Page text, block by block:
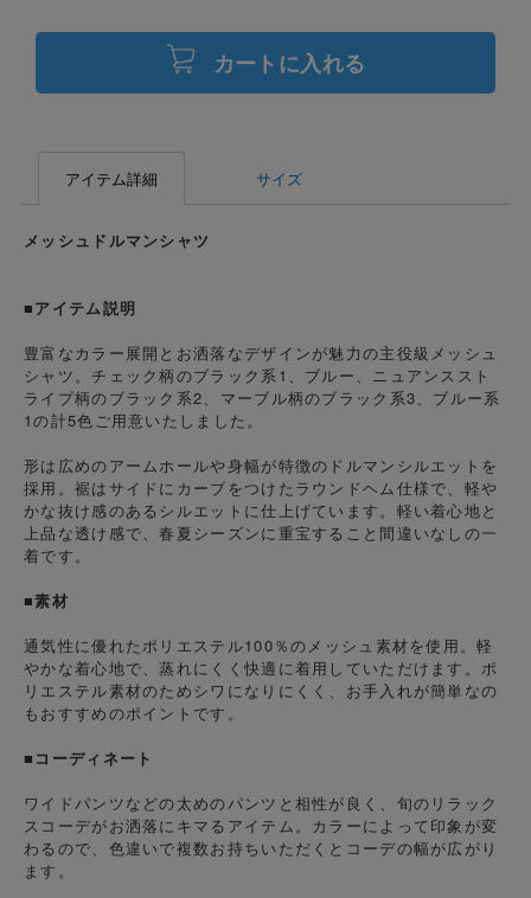
カートに入れる
アイテム詳細 サイズ
メッシュドルマンシャツ
■アイテム説明
豊富なカラー展開とお洒落なデザインが魅力の主役級メッシュ
シャツ。チェック柄のブラック系1、ブルー、ニュアンススト
ライプ柄のブラック系2、マーブル柄のブラック系3、ブルー系
1の計5色ご用意いたしました。
形は広めのアームホールや身幅が特徴のドルマンシルエットを
採用。裾はサイドにカーブをつけたラウンドヘム仕様で、軽や
かな抜け感のあるシルエットに仕上げています。軽い着心地と
上品な透け感で、春夏シーズンに重宝すること間違いなしの一
着です。
■素材
通気性に優れたポリエステル100％のメッシュ素材を使用。軽
やかな着心地で、蒸れにくく快適に着用していただけます。ポ
リエステル素材のためシワになりにくく、お手入れが簡単なの
もおすすめのポイントです。
■コーディネート
ワイドパンツなどの太めのパンツと相性が良く、旬のリラック
スコーデがお洒落にキマるアイテム。カラーによって印象が変
わるので、色違いで複数お持ちいただくとコーデの幅が広がり
ます。